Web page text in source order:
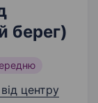
берег)
центру